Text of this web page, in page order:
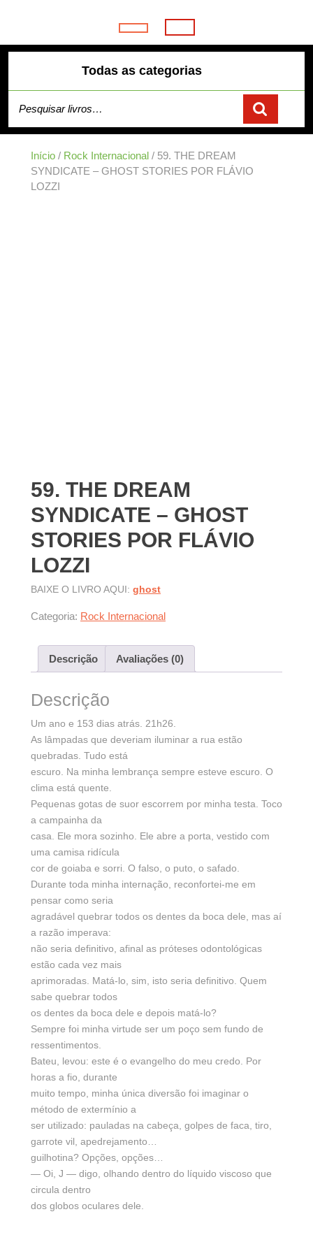
Open
Button
Todas as categorias
Início / Rock Internacional / 59. THE DREAM
SYNDICATE – GHOST STORIES POR FLÁVIO
LOZZI
59. THE DREAM
SYNDICATE – GHOST
STORIES POR FLÁVIO
LOZZI
BAIXE O LIVRO AQUI: ghost
Categoria: Rock Internacional
Descrição Avaliações (0)
Descrição
Um ano e 153 dias atrás. 21h26.
As lâmpadas que deveriam iluminar a rua estão
quebradas. Tudo está
escuro. Na minha lembrança sempre esteve escuro. O
clima está quente.
Pequenas gotas de suor escorrem por minha testa. Toco
a campainha da
casa. Ele mora sozinho. Ele abre a porta, vestido com
uma camisa ridícula
cor de goiaba e sorri. O falso, o puto, o safado.
Durante toda minha internação, reconfortei-me em
pensar como seria
agradável quebrar todos os dentes da boca dele, mas aí
a razão imperava:
não seria definitivo, afinal as próteses odontológicas
estão cada vez mais
aprimoradas. Matá-lo, sim, isto seria definitivo. Quem
sabe quebrar todos
os dentes da boca dele e depois matá-lo?
Sempre foi minha virtude ser um poço sem fundo de
ressentimentos.
Bateu, levou: este é o evangelho do meu credo. Por
horas a fio, durante
muito tempo, minha única diversão foi imaginar o
método de extermínio a
ser utilizado: pauladas na cabeça, golpes de faca, tiro,
garrote vil, apedrejamento…
guilhotina? Opções, opções…
— Oi, J — digo, olhando dentro do líquido viscoso que
circula dentro
dos globos oculares dele.